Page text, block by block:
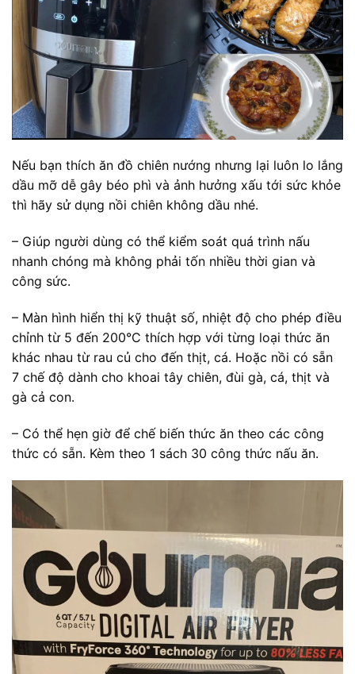
Nếu bạn thích ăn đồ chiên nướng nhưng lại luôn lo lắng
dầu mỡ dễ gây béo phì và ảnh hưởng xấu tới sức khỏe
thì hãy sử dụng nồi chiên không dầu nhé.
– Giúp người dùng có thể kiểm soát quá trình nấu
nhanh chóng mà không phải tốn nhiều thời gian và
công sức.
– Màn hình hiển thị kỹ thuật số, nhiệt độ cho phép điều
chỉnh từ 5 đến 200°C thích hợp với từng loại thức ăn
khác nhau từ rau củ cho đến thịt, cá. Hoặc nồi có sẵn
7 chế độ dành cho khoai tây chiên, đùi gà, cá, thịt và
gà cả con.
– Có thể hẹn giờ để chế biến thức ăn theo các công
thức có sẵn. Kèm theo 1 sách 30 công thức nấu ăn.